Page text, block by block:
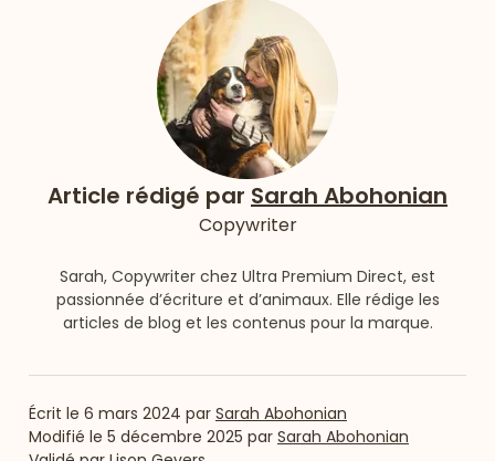
Article rédigé par Sarah Abohonian
Copywriter
Sarah, Copywriter chez Ultra Premium Direct, est
passionnée d’écriture et d’animaux. Elle rédige les
articles de blog et les contenus pour la marque.
Écrit le 6 mars 2024 par Sarah Abohonian
Modifié le 5 décembre 2025 par Sarah Abohonian